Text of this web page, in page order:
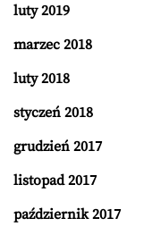
luty 2019
marzec 2018
luty 2018
styczeń 2018
grudzień 2017
listopad 2017
październik 2017